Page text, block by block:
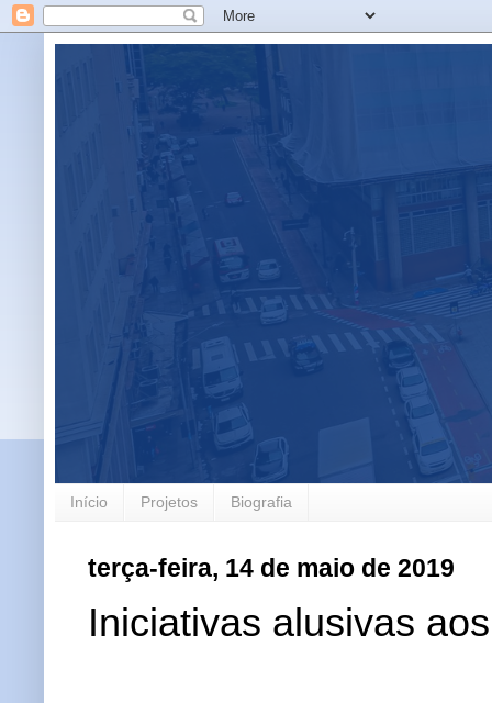
Início Projetos Biografia
terça-feira, 14 de maio de 2019
Iniciativas alusivas